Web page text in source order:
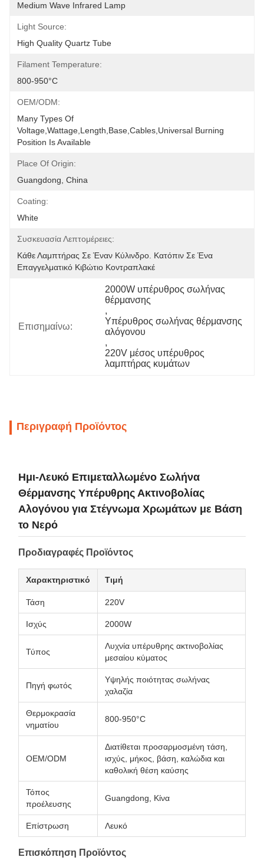
Medium Wave Infrared Lamp
Light Source:
High Quality Quartz Tube
Filament Temperature:
800-950°C
OEM/ODM:
Many Types Of
Voltage,wattage,length,base,cables,universal Burning
Position Is Available
Place Of Origin:
Guangdong, China
Coating:
White
Συσκευασία Λεπτομέρειες:
Κάθε Λαμπτήρας Σε Έναν Κύλινδρο. Κατόπιν Σε Ένα
Επαγγελματικό Κιβώτιο Κοντραπλακέ
Επισημαίνω:
2000W υπέρυθρος σωλήνας
θέρμανσης
,
Υπέρυθρος σωλήνας θέρμανσης
αλόγονου
,
220V μέσος υπέρυθρος
λαμπτήρας κυμάτων
Περιγραφή Προϊόντος
Ημι-Λευκό Επιμεταλλωμένο Σωλήνα
Θέρμανσης Υπέρυθρης Ακτινοβολίας
Αλογόνου για Στέγνωμα Χρωμάτων με Βάση
το Νερό
Προδιαγραφές Προϊόντος
Χαρακτηριστικό Τιμή
Τάση 220V
Ισχύς 2000W
Τύπος
Λυχνία υπέρυθρης ακτινοβολίας
μεσαίου κύματος
Πηγή φωτός
Υψηλής ποιότητας σωλήνας
χαλαζία
Θερμοκρασία
νηματίου
800-950°C
OEM/ODM
Διατίθεται προσαρμοσμένη τάση,
ισχύς, μήκος, βάση, καλώδια και
καθολική θέση καύσης
Τόπος
προέλευσης
Guangdong, Κίνα
Επίστρωση Λευκό
Επισκόπηση Προϊόντος